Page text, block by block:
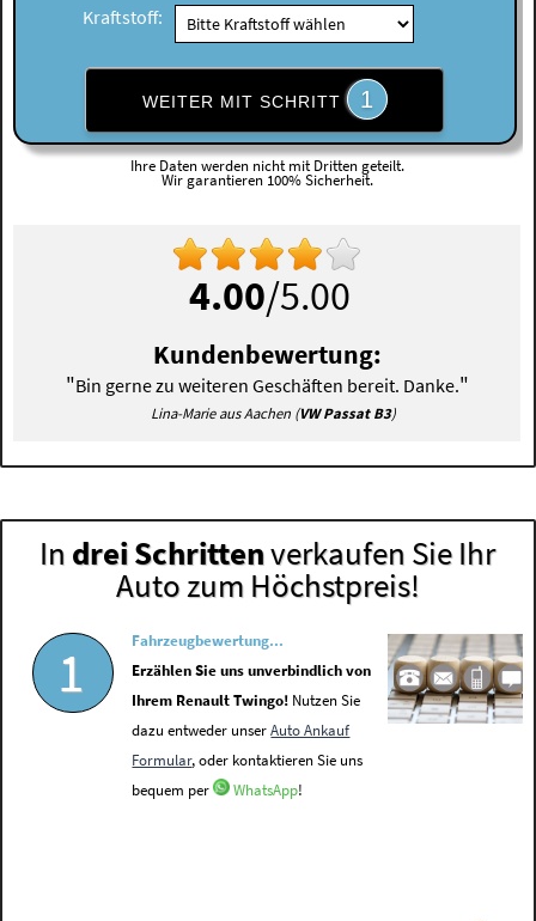
Kraftstoff:
WEITER MIT SCHRITT 1
Ihre Daten werden nicht mit Dritten geteilt.
Wir garantieren 100% Sicherheit.
4.00/5.00
Kundenbewertung:
"Bin gerne zu weiteren Geschäften bereit. Danke."
Lina-Marie aus Aachen (VW Passat B3)
In drei Schrittenverkaufen Sie Ihr
Auto zum Höchstpreis!
1
Fahrzeugbewertung...
Erzählen Sie uns unverbindlich von
Ihrem Renault Twingo! Nutzen Sie
dazu entweder unserAuto Ankauf
Formular, oder kontaktieren Sie uns
bequem per
WhatsApp!